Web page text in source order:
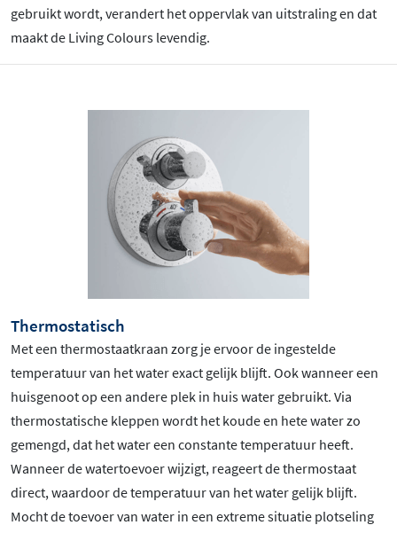
gebruikt wordt, verandert het oppervlak van uitstraling en dat
maakt de Living Colours levendig.
Thermostatisch
Met een thermostaatkraan zorg je ervoor de ingestelde
temperatuur van het water exact gelijk blijft. Ook wanneer een
huisgenoot op een andere plek in huis water gebruikt. Via
thermostatische kleppen wordt het koude en hete water zo
gemengd, dat het water een constante temperatuur heeft.
Wanneer de watertoevoer wijzigt, reageert de thermostaat
direct, waardoor de temperatuur van het water gelijk blijft.
Mocht de toevoer van water in een extreme situatie plotseling